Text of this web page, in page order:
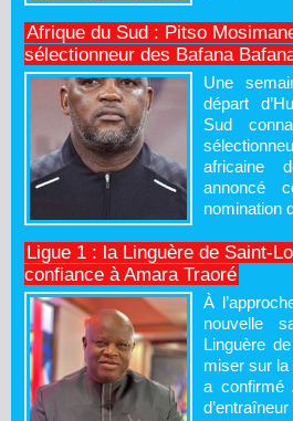
Afrique du Sud : Pitso
sélectionneur des Bafana
Une
départ
Sud
africaine
annoncé
nomination
Ligue 1 : la Linguère de Saint-
confiance à Amara Traoré
À
nouvelle
Linguère
miser sur la
a confirmé